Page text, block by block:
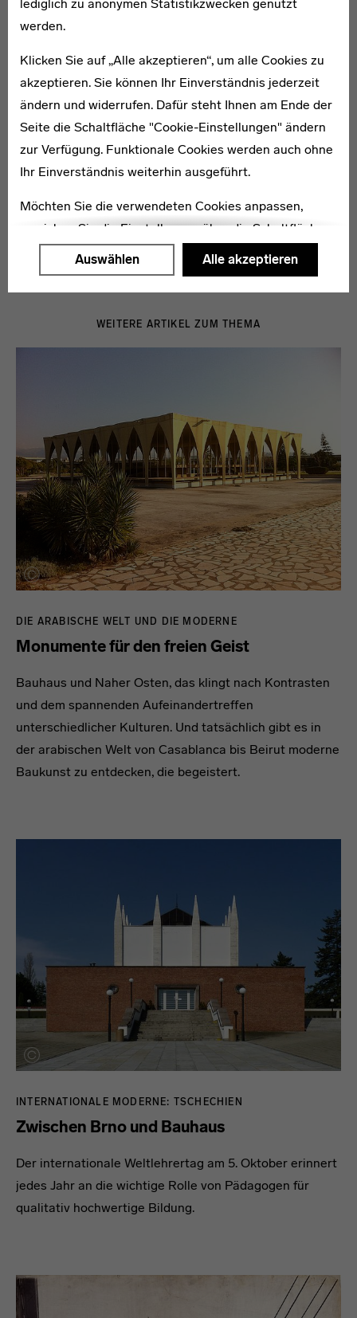
lediglich zu anonymen Statistikzwecken genutzt
werden.
Klicken Sie auf „Alle akzeptieren“, um alle Cookies zu
akzeptieren. Sie können Ihr Einverständnis jederzeit
ändern und widerrufen. Dafür steht Ihnen am Ende der
Seite die Schaltfläche "Cookie-Einstellungen" ändern
zur Verfügung. Funktionale Cookies werden auch ohne
Ihr Einverständnis weiterhin ausgeführt.
Möchten Sie die verwendeten Cookies anpassen,
erreichen Sie die Einstellungen über die Schaltfläche
"Auswählen".
Auswählen Alle akzeptieren
Menschen zur Einreise in die neuen Wohnviertel
Palästinas zu animieren. Noch sind die Nazis in
Deutschland nicht an der Macht. Ab 1933 kommen dann
viele Juden nicht wegen ihrer zionistischen Gesinnung,
sondern als Verfolgte ins Land. Darunter namhafte
Architekten aus Berlin und vom Bauhaus in
Weimar. Dies wird zur Geburtsstunde des modernen
undurbanen Tel Aviv.
[GHH 2017]
WEITERE ARTIKEL ZUM THEMA
DIE ARABISCHE WELT UND DIE MODERNE
Monumente für den freien Geist
Bauhaus und Naher Osten, das klingt nach Kontrasten
und dem spannenden Aufeinandertreffen
unterschiedlicher Kulturen. Und tatsächlich gibt es in
der arabischen Welt von Casablanca bis Beirut moderne
Baukunst zu entdecken, die begeistert.
INTERNATIONALE MODERNE: TSCHECHIEN
Zwischen Brno und Bauhaus
Der internationale Weltlehrertag am 5. Oktober erinnert
jedes Jahr an die wichtige Rolle von Pädagogen für
qualitativ hochwertige Bildung.